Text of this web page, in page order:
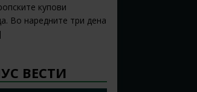
купови
Во наредните три дена
ВЕСТИ